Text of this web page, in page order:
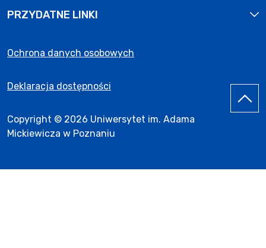
PRZYDATNE LINKI
Ochrona danych osobowych
Deklaracja dostępności
Copyright © 2026 Uniwersytet im. Adama
Mickiewicza w Poznaniu